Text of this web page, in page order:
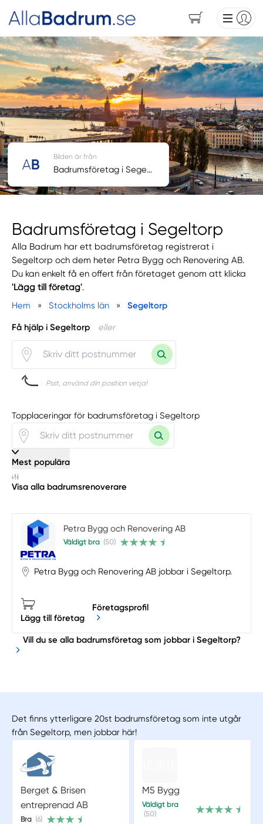
Badrumsföretag i Segeltorp
Alla Badrum har ett badrumsföretag registrerat i
Segeltorp och dem heter Petra Bygg och Renovering AB.
Du kan enkelt få en offert från företaget genom att klicka
'Lägg till företag'.
Hem
» Stockholms län » Segeltorp
Få hjälp i Segeltorp eller
Psst, använd din position vetja!
Bilden är från
Badrumsföretag i Segeltorp
Topplaceringar för badrumsföretag i Segeltorp
Mest populära
Visa alla badrumsrenoverare
Petra Bygg och Renovering AB
Väldigt bra (50)
Petra Bygg och Renovering AB jobbar i Segeltorp.
Lägg till företag
Företagsprofil
Vill du se alla badrumsföretag som jobbar i Segeltorp?
Det finns ytterligare 20st badrumsföretag som inte utgår
från Segeltorp, men jobbar här!
Berget & Brisen
entreprenad AB
Bra (6)
M5 Bygg
Väldigt bra
(50)